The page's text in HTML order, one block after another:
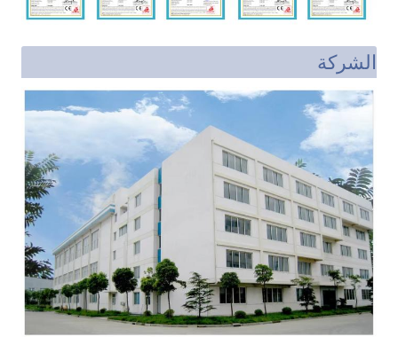
الشركة